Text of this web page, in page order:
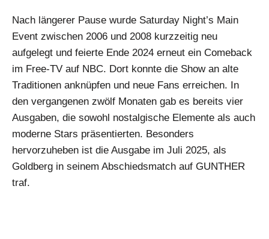
Nach längerer Pause wurde Saturday Night’s Main
Event zwischen 2006 und 2008 kurzzeitig neu
aufgelegt und feierte Ende 2024 erneut ein Comeback
im Free-TV auf NBC. Dort konnte die Show an alte
Traditionen anknüpfen und neue Fans erreichen. In
den vergangenen zwölf Monaten gab es bereits vier
Ausgaben, die sowohl nostalgische Elemente als auch
moderne Stars präsentierten. Besonders
hervorzuheben ist die Ausgabe im Juli 2025, als
Goldberg in seinem Abschiedsmatch auf GUNTHER
traf.